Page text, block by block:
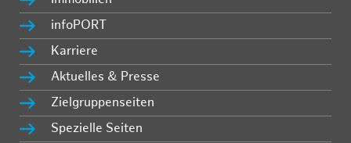
infoPORT
Karriere
Aktuelles & Presse
Zielgruppenseiten
Spezielle Seiten